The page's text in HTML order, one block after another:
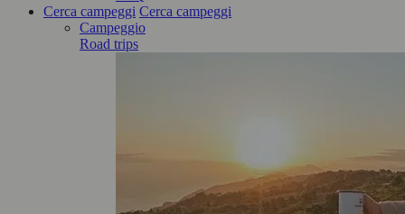
Cerca campeggi Cerca campeggi
Campeggio
Road trips